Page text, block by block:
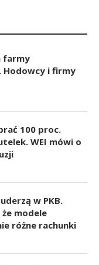
farmy
i firmy
100 proc.
WEI mówi o
w PKB.
modele
różne rachunki